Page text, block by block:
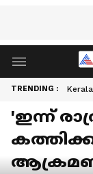
TRENDING :
'ഇന്ന്